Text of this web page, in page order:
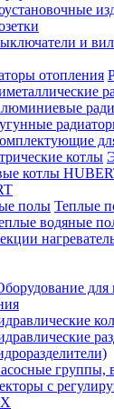
и
Теплые
водяные
для
группы,